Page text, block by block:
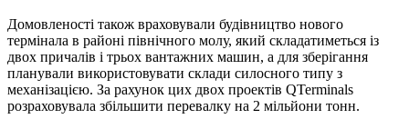
Домовленості також враховували будівництво нового
термінала в районі північного молу, який складатиметься із
двох причалів і трьох вантажних машин, а для зберігання
планували використовувати склади силосного типу з
механізацією. За рахунок цих двох проектів QTerminals
розраховувала збільшити перевалку на 2 мільйони тонн.